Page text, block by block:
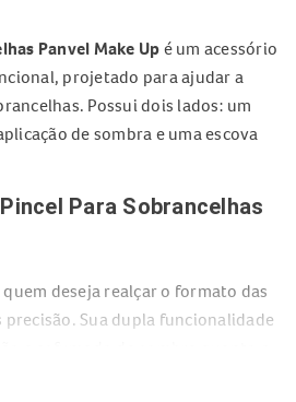
Panvel Make Up é um acessório
projetado para ajudar a
Possui dois lados: um
de sombra e uma escova
Pincel Para Sobrancelhas
deseja realçar o formato das
precisão. Sua dupla funcionalidade
um acabamento natural